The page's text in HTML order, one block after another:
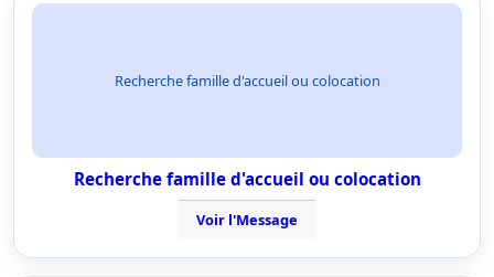
Recherche famille d'accueil ou colocation
Recherche famille d'accueil ou colocation
Voir l'Message